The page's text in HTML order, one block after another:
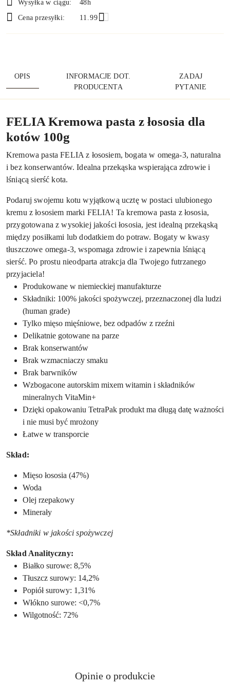
dostawa
Wysyłka w ciągu:
48h
Cena przesyłki:
11.99
OPIS
INFORMACJE DOT.
PRODUCENTA
ZADAJ
PYTANIE
FELIA Kremowa pasta z łososia dla
kotów 100g
Kremowa pasta FELIA z łososiem, bogata w omega-3, naturalna
i bez konserwantów. Idealna przekąska wspierająca zdrowie i
lśniącą sierść kota.
Podaruj swojemu kotu wyjątkową ucztę w postaci ulubionego
kremu z łososiem marki FELIA! Ta kremowa pasta z łososia,
przygotowana z wysokiej jakości łososia, jest idealną przekąską
między posiłkami lub dodatkiem do potraw. Bogaty w kwasy
tłuszczowe omega-3, wspomaga zdrowie i zapewnia lśniącą
sierść. Po prostu nieodparta atrakcja dla Twojego futrzanego
przyjaciela!
Produkowane w niemieckiej manufakturze
Składniki: 100% jakości spożywczej, przeznaczonej dla ludzi
(human grade)
Tylko mięso mięśniowe, bez odpadów z rzeźni
Delikatnie gotowane na parze
Brak konserwantów
Brak wzmacniaczy smaku
Brak barwników
Wzbogacone autorskim mixem witamin i składników
mineralnych VitaMin+
Dzięki opakowaniu TetraPak produkt ma długą datę ważności
i nie musi być mrożony
Łatwe w transporcie
Skład:
Mięso łososia (47%)
Woda
Olej rzepakowy
Minerały
*Składniki w jakości spożywczej
Skład Analityczny:
Białko surowe: 8,5%
Tłuszcz surowy: 14,2%
Popiół surowy: 1,31%
Włókno surowe: <0,7%
Wilgotność: 72%
Opinie o produkcie